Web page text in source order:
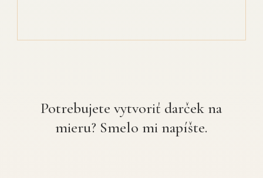
Potrebujete vytvoriť darček na
mieru? Smelo mi napíšte.